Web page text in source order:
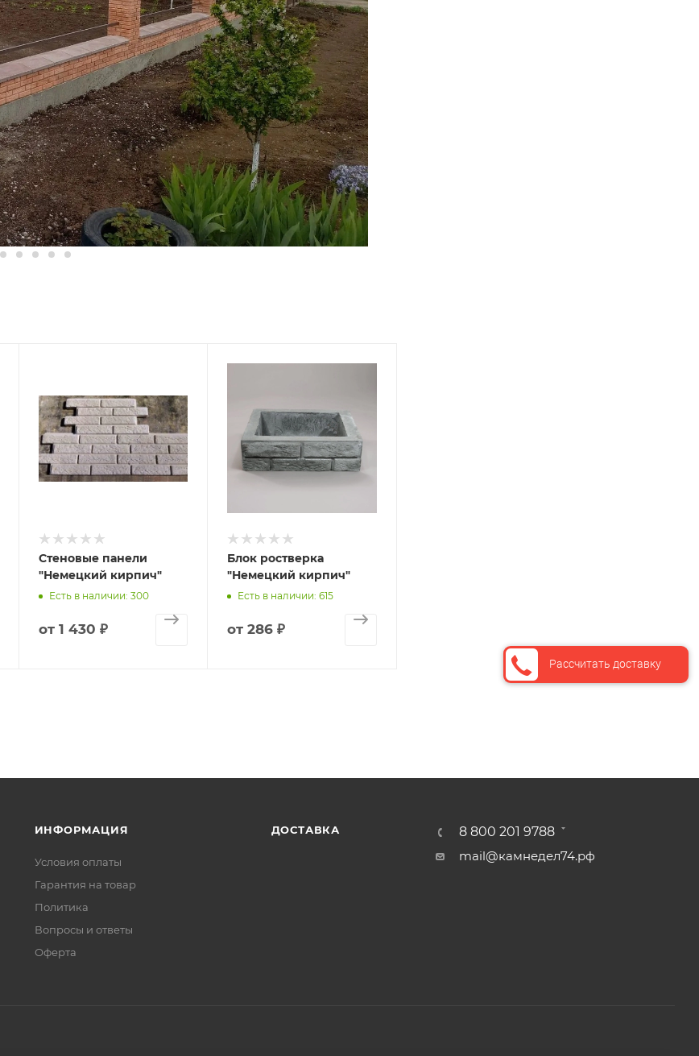
Стеновые панели
"Немецкий кирпич"
Есть в наличии: 300
от 1 430 ₽
Блок ростверка
"Немецкий кирпич"
Есть в наличии: 615
от286 ₽
ИНФОРМАЦИЯ
Условия оплаты
Гарантия на товар
Политика
Вопросы и ответы
Оферта
ДОСТАВКА
8 800 201 9788
mail@камнедел74.рф
Рассчитать доставку